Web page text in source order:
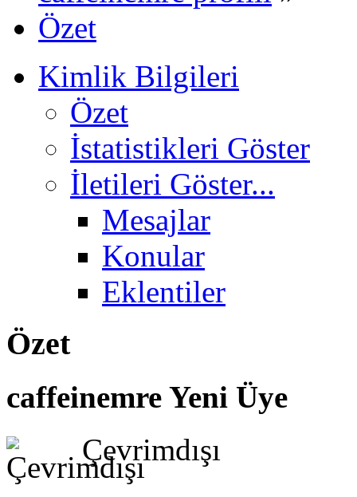
Özet
Kimlik Bilgileri
Özet
İstatistikleri Göster
İletileri Göster...
Mesajlar
Konular
Eklentiler
Özet
caffeinemre Yeni Üye
Çevrimdışı